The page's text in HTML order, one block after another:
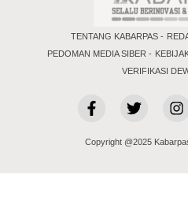
TENTANG KABARPAS
PEDOMAN MEDIA SIBER
VERIFIKASI
Copyright @2025